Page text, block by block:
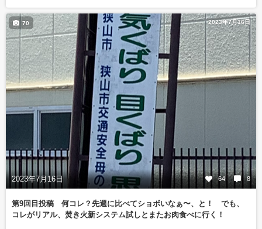
2023年7月16日
2023年7月16日 64 8
70
第9回目投稿 何コレ？先週に比べてショボいなぁ〜、と！ でも、
コレがリアル、焚き火新システム試しとまたお肉食べに行く！